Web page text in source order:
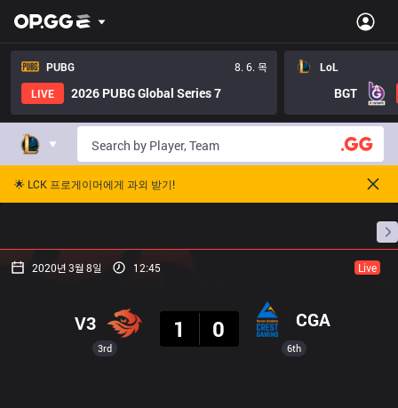
PUBG
8. 6. 목
LIVE
2026 PUBG Global Series 7
LoL
BGT
🌟 LCK 프로게이머에게 과외 받기!
프로빌
2020년 3월 8일 12:45 Live
3rd
V3
1
0 CGA
6th